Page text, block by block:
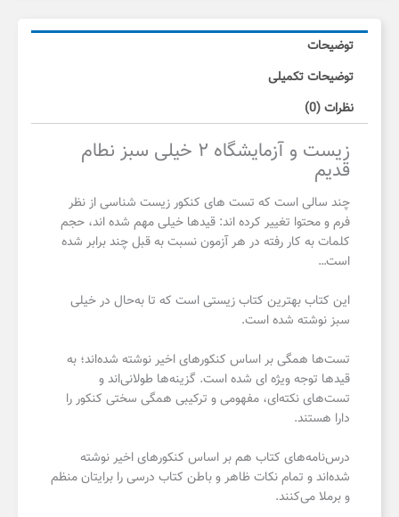
توضیحات
توضیحات تکمیلی
نظرات (0)
زیست و آزمایشگاه ۲ خیلی سبز نطام
قدیم
چند سالی است که تست های کنکور زیست شناسی از نظر
فرم و محتوا تغییر کرده اند: قیدها خیلی مهم شده اند، حجم
کلمات به کار رفته در هر آزمون نسبت به قبل چند برابر شده
است…
این کتاب بهترین کتاب زیستی است که تا به‌حال در خیلی
سبز نوشته شده است.
تست‌ها همگی بر اساس کنکورهای اخیر نوشته شده‌اند؛ به
قیدها توجه ویژه ای شده است. گزینه‌ها طولانی‌اند و
تست‌های نکته‌ای، مفهومی و ترکیبی همگی سختی کنکور را
دارا هستند.
درس‌نامه‌های کتاب هم بر اساس کنکورهای اخیر نوشته
شده‌اند و تمام نکات ظاهر و باطن کتاب درسی را برایتان منظم
و برملا می‌کنند.